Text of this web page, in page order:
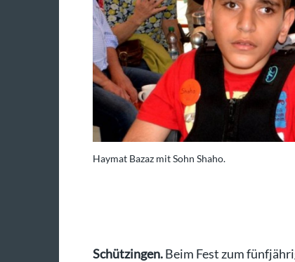
Haymat Bazaz mit Sohn Shaho.
Schützingen.Beim Fest zum